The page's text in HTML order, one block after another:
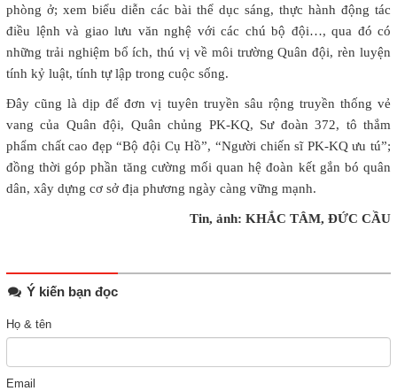
phòng ở; xem biểu diễn các bài thể dục sáng, thực hành động tác
điều lệnh và giao lưu văn nghệ với các chú bộ đội…, qua đó có
những trải nghiệm bổ ích, thú vị về môi trường Quân đội, rèn luyện
tính kỷ luật, tính tự lập trong cuộc sống.
Đây cũng là dịp để đơn vị tuyên truyền sâu rộng truyền thống vẻ
vang của Quân đội, Quân chủng PK-KQ, Sư đoàn 372, tô thắm
phẩm chất cao đẹp “Bộ đội Cụ Hồ”, “Người chiến sĩ PK-KQ ưu tú”;
đồng thời góp phần tăng cường mối quan hệ đoàn kết gắn bó quân
dân, xây dựng cơ sở địa phương ngày càng vững mạnh.
Tin, ảnh: KHẮC TÂM, ĐỨC CẦU
Ý kiến bạn đọc
Họ & tên
Email